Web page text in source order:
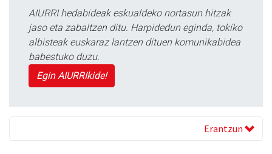
AIURRI hedabideak eskualdeko nortasun hitzak
jaso eta zabaltzen ditu. Harpidedun eginda, tokiko
albisteak euskaraz lantzen dituen komunikabidea
babestuko duzu.
Egin AIURRIkide!
Erantzun